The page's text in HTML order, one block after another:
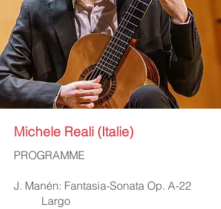
Michele Reali (Italie)
PROGRAMME
J. Manén: Fantasia-Sonata Op. A-22
Largo